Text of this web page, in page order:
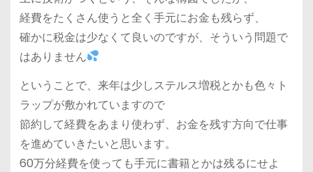
経費をたくさん使うと全く手元にお金も残らず、
確かに税金は少なくて良いのですが、そういう問題で
はありません
ということで、来年は少しステルス増税とかも色々ト
ラップが敷かれていますので
節約して経費をあまり使わず、お金を残す方向で仕事
を進めていきたいと思います。
60万分経費を使っても手元に書籍とかは残るにせよ